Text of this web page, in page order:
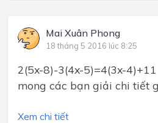
Mai Xuân Phong
18 tháng 5 2016 lúc 8:25
2(5x-8)-3(4x-5)=4(3x-4)+11
mong các bạn giải chi tiết
Xem chi tiết